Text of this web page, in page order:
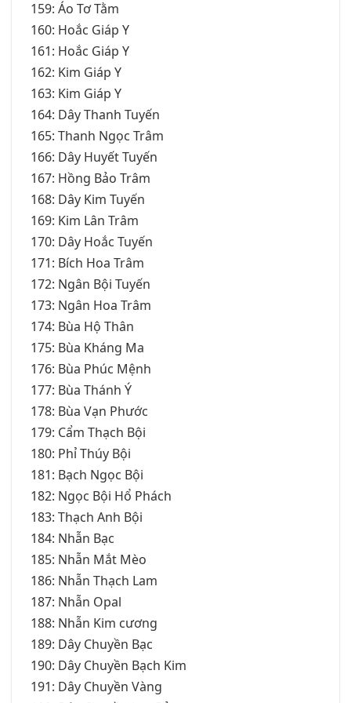
159: Áo Tơ Tằm
160: Hoắc Giáp Y
161: Hoắc Giáp Y
162: Kim Giáp Y
163: Kim Giáp Y
164: Dây Thanh Tuyến
165: Thanh Ngọc Trâm
166: Dây Huyết Tuyến
167: Hồng Bảo Trâm
168: Dây Kim Tuyến
169: Kim Lân Trâm
170: Dây Hoắc Tuyến
171: Bích Hoa Trâm
172: Ngân Bội Tuyến
173: Ngân Hoa Trâm
174: Bùa Hộ Thân
175: Bùa Kháng Ma
176: Bùa Phúc Mệnh
177: Bùa Thánh Ý
178: Bùa Vạn Phước
179: Cẩm Thạch Bội
180: Phỉ Thúy Bội
181: Bạch Ngọc Bội
182: Ngọc Bội Hổ Phách
183: Thạch Anh Bội
184: Nhẫn Bạc
185: Nhẫn Mắt Mèo
186: Nhẫn Thạch Lam
187: Nhẫn Opal
188: Nhẫn Kim cương
189: Dây Chuyền Bạc
190: Dây Chuyền Bạch Kim
191: Dây Chuyền Vàng